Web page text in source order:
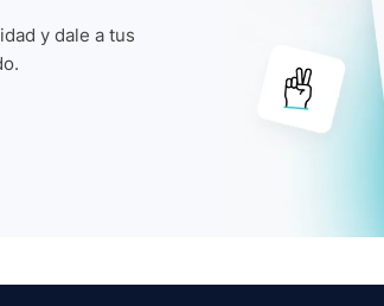
y dale a tus